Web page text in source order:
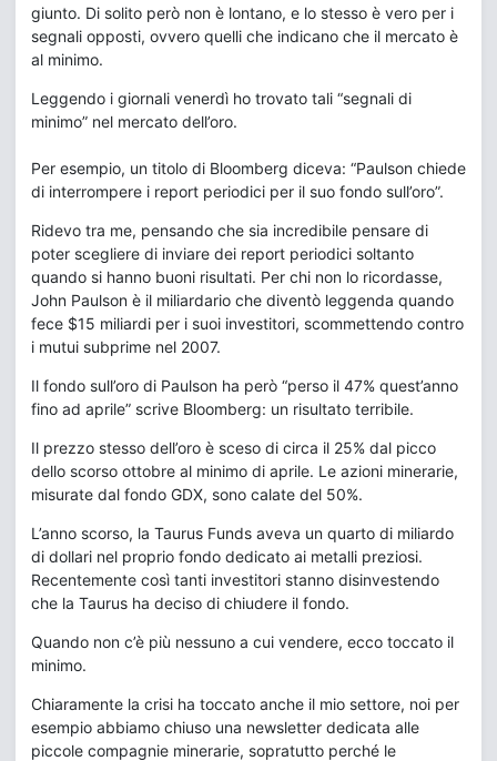
giunto. Di solito però non è lontano, e lo stesso è vero per i
segnali opposti, ovvero quelli che indicano che il mercato è
al minimo.
Leggendo i giornali venerdì ho trovato tali “segnali di
minimo” nel mercato dell’oro.
Per esempio, un titolo di Bloomberg diceva: “Paulson chiede
di interrompere i report periodici per il suo fondo sull’oro”.
Ridevo tra me, pensando che sia incredibile pensare di
poter scegliere di inviare dei report periodici soltanto
quando si hanno buoni risultati. Per chi non lo ricordasse,
John Paulson è il miliardario che diventò leggenda quando
fece $15 miliardi per i suoi investitori, scommettendo contro
i mutui subprime nel 2007.
Il fondo sull’oro di Paulson ha però “perso il 47% quest’anno
fino ad aprile” scrive Bloomberg: un risultato terribile.
Il prezzo stesso dell’oro è sceso di circa il 25% dal picco
dello scorso ottobre al minimo di aprile. Le azioni minerarie,
misurate dal fondo GDX, sono calate del 50%.
L’anno scorso, la Taurus Funds aveva un quarto di miliardo
di dollari nel proprio fondo dedicato ai metalli preziosi.
Recentemente così tanti investitori stanno disinvestendo
che la Taurus ha deciso di chiudere il fondo.
Quando non c’è più nessuno a cui vendere, ecco toccato il
minimo.
Chiaramente la crisi ha toccato anche il mio settore, noi per
esempio abbiamo chiuso una newsletter dedicata alle
piccole compagnie minerarie, sopratutto perché le